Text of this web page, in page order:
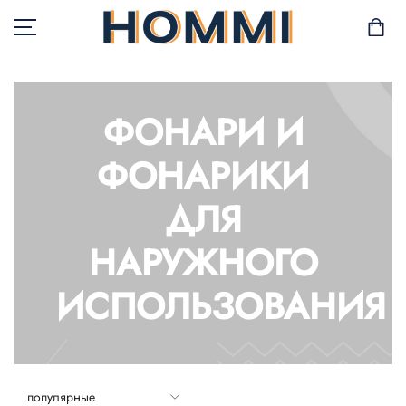
САД И БАЛКОН
ОРГАНИЗАЦИЯ
МЕБЕЛЬ
ГОРШКИ И РАСТЕНИЯ
ФОНАРИ И
ФОНАРИКИ
ДЛЯ
НАРУЖНОГО
ИСПОЛЬЗОВАНИЯ